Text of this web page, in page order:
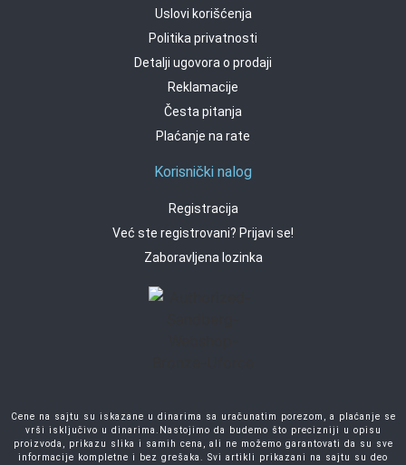
Uslovi korišćenja
Politika privatnosti
Detalji ugovora o prodaji
Reklamacije
Česta pitanja
Plaćanje na rate
Korisnički nalog
Registracija
Već ste registrovani? Prijavi se!
Zaboravljena lozinka
Cene na sajtu su iskazane u dinarima sa uračunatim porezom, a plaćanje se
vrši isključivo u dinarima.Nastojimo da budemo što precizniji u opisu
proizvoda, prikazu slika i samih cena, ali ne možemo garantovati da su sve
informacije kompletne i bez grešaka. Svi artikli prikazani na sajtu su deo